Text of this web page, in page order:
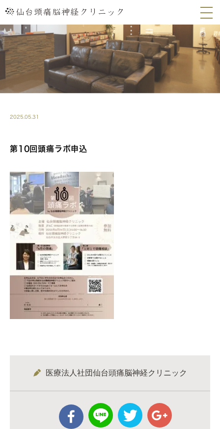
2025.05.31
第10回頭痛ラボ申込
医療法人社団仙台頭痛脳神経クリニック